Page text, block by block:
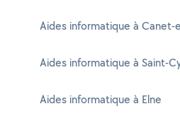
Aides informatique à Canet-
Aides informatique à Saint-
Aides informatique à Elne